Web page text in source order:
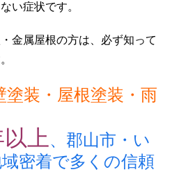
い症状です。
金属屋根の方は、必ず知って
塗装・屋根塗装・雨
上 、郡山市・い
密着で多くの信頼